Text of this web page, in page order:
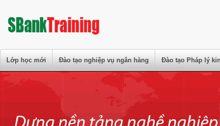
Lớp học mới Đào tạo nghiệp vụ ngân hàng Đào tạo Pháp lý